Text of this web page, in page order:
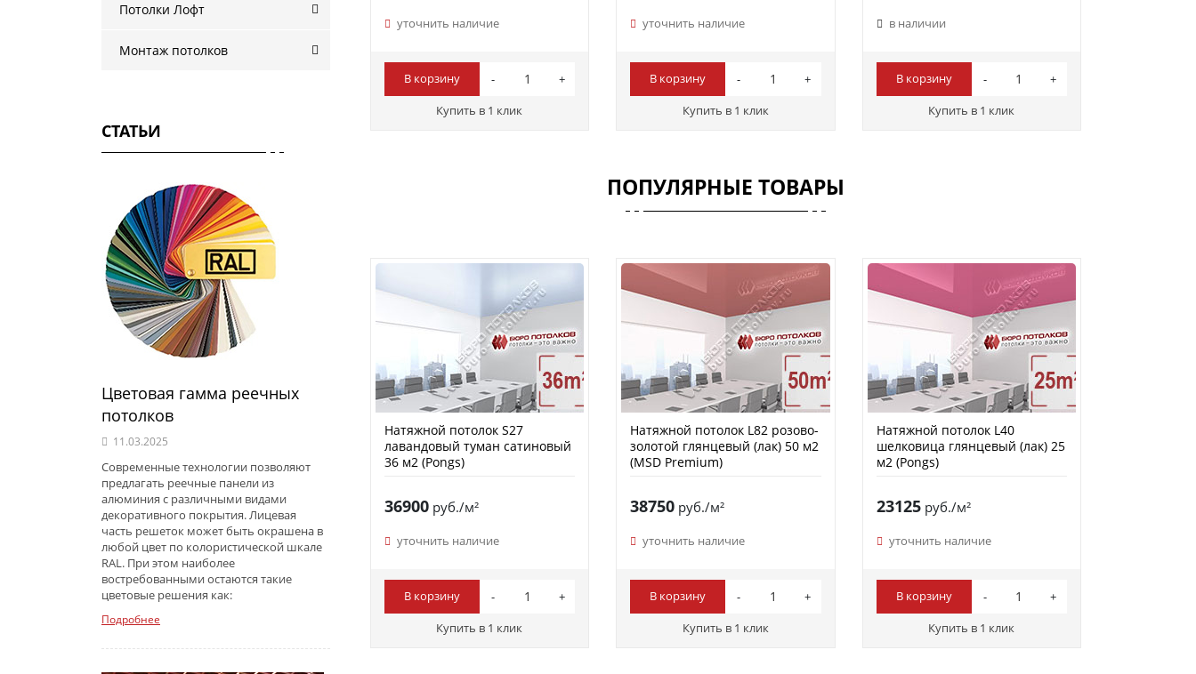
Потолки Лофт
Монтаж потолков
СТАТЬИ
Цветовая гамма реечных
потолков
11.03.2025
Современные технологии позволяют
предлагать реечные панели из
алюминия с различными видами
декоративного покрытия. Лицевая
часть решеток может быть окрашена в
любой цвет по колористической шкале
RAL. При этом наиболее
востребованными остаются такие
цветовые решения как:
Подробнее
уточнить наличие
В корзину
Купить в 1 клик
уточнить наличие
В корзину
Купить в 1 клик
в наличии
В корзину
Купить в 1 клик
ПОПУЛЯРНЫЕ ТОВАРЫ
Натяжной потолок S27
лавандовый туман сатиновый
36 м2 (Pongs)
36900руб./м²
уточнить наличие
В корзину
Купить в 1 клик
Натяжной потолок L82 розово-
золотой глянцевый (лак) 50 м2
(MSD Premium)
38750 руб./м²
уточнить наличие
В корзину
Купить в 1 клик
Натяжной потолок L40
шелковица глянцевый (лак) 25
м2 (Pongs)
23125руб./м²
уточнить наличие
В корзину
Купить в 1 клик